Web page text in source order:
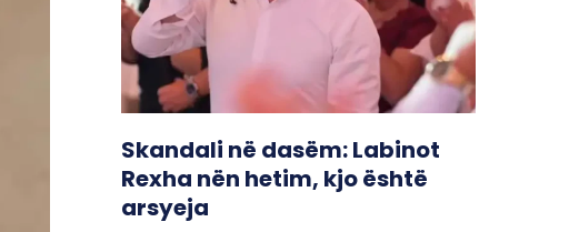
Skandali në dasëm: Labinot
Rexha nën hetim, kjo është
arsyeja